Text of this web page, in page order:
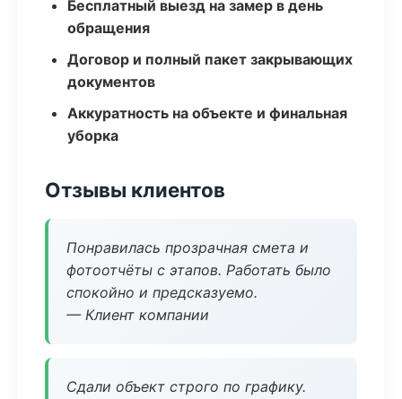
Бесплатный выезд на замер в день
обращения
Договор и полный пакет закрывающих
документов
Аккуратность на объекте и финальная
уборка
Отзывы клиентов
Понравилась прозрачная смета и
фотоотчёты с этапов. Работать было
спокойно и предсказуемо.
— Клиент компании
Сдали объект строго по графику.